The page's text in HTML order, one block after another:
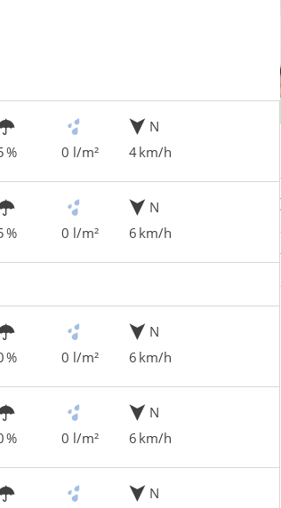
% 0 l/m²
N
4 km/h
% 0 l/m²
N
6 km/h
% 0 l/m²
N
6 km/h
% 0 l/m²
N
6 km/h
N